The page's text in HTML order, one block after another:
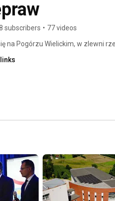
subscribers • 77 videos
na Pogórzu Wielickim, w zlewni